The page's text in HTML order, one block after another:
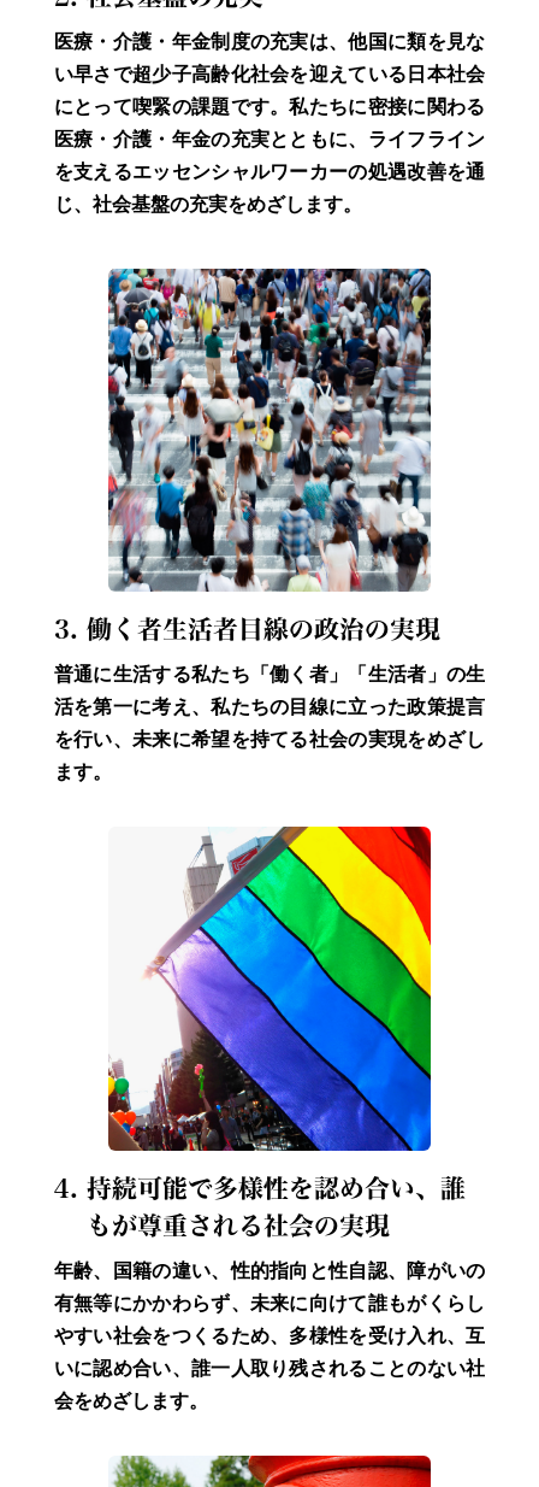
医療・介護・年金制度の充実は、他国に類を見な
い早さで超少子高齢化社会を迎えている日本社会
にとって喫緊の課題です。私たちに密接に関わる
医療・介護・年金の充実とともに、ライフライン
を支えるエッセンシャルワーカーの処遇改善を通
じ、社会基盤の充実をめざします。
3. 働く者生活者目線の政治の実現
普通に生活する私たち「働く者」「生活者」の生
活を第一に考え、私たちの目線に立った政策提言
を行い、未来に希望を持てる社会の実現をめざし
ます。
4. 持続可能で多様性を認め合い、誰
もが尊重される社会の実現
年齢、国籍の違い、性的指向と性自認、障がいの
有無等にかかわらず、未来に向けて誰もがくらし
やすい社会をつくるため、多様性を受け入れ、互
いに認め合い、誰一人取り残されることのない社
会をめざします。